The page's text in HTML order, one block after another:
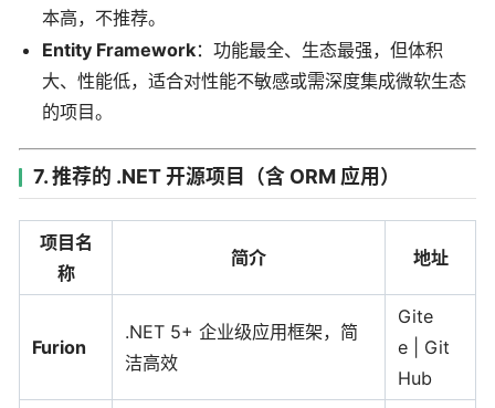
本高，不推荐。
Entity Framework：功能最全、生态最强，但体积
大、性能低，适合对性能不敏感或需深度集成微软生态
的项目。
7. 推荐的 .NET 开源项目（含 ORM 应用）
项目名
称
简介 地址
Furion
.NET 5+ 企业级应用框架，简
洁高效
Gite
e | Git
Hub